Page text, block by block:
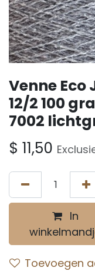
Venne
12/2 100
7002
$ 11,50
In
Toevoegen